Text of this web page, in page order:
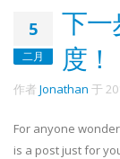
5
二月
下一
度！
作者 Jonathan 于
For anyone
is a post just for